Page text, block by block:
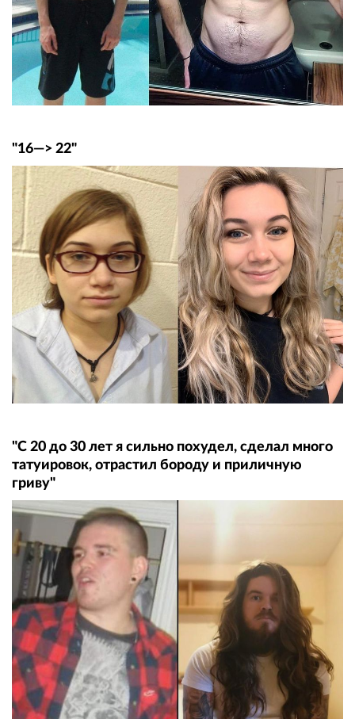
"16—> 22"
"С 20 до 30 лет я сильно похудел, сделал много
татуировок, отрастил бороду и приличную
гриву"